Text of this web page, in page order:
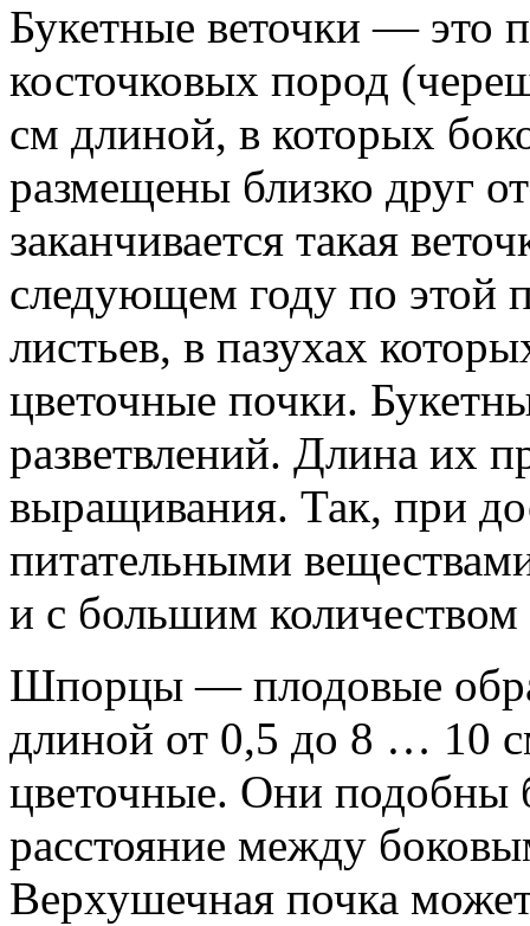
Букетные веточки — это
косточковых пород
см длиной, в которых
размещены близко друг
заканчивается такая
следующем году по этой
листьев, в пазухах
цветочные почки.
разветвлений. Длина их
выращивания. Так, при
питательными
и с большим
Шпорцы — плодовые
длиной от 0,5 до 8 … 10
цветочные. Они подобны
расстояние между
Верхушечная почка